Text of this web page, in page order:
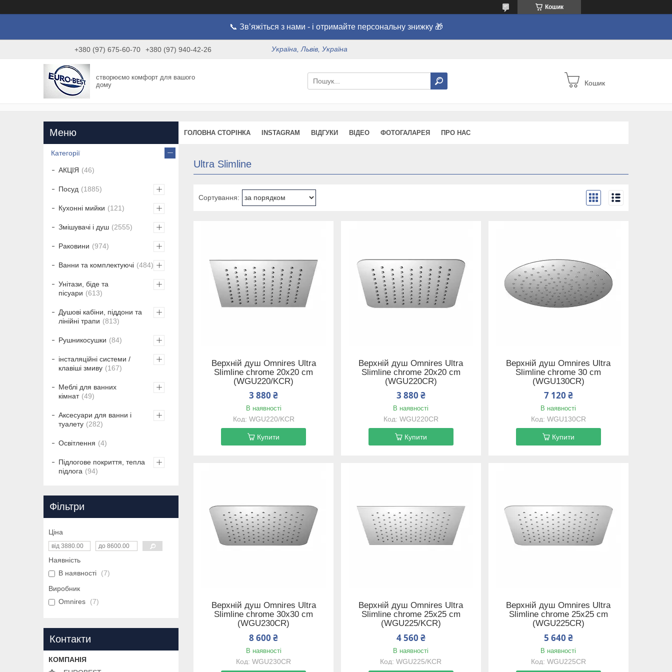
Кошик
📞 Зв’яжіться з нами - і отримайте персональну знижку 🎁
+380 (97) 675-60-70 +380 (97) 940-42-26 Україна, Львів, Україна
створюємо комфорт для вашого
дому
Кошик
ГОЛОВНА СТОРІНКА INSTAGRAM ВІДГУКИ ВІДЕО ФОТОГАЛАРЕЯ ПРО НАС
Ultra Slimline
Верхній душ Omnires Ultra
Slimline chrome 20x20 cm
(WGU220/KCR)
3 880 ₴
В наявності
WGU220/KCR
Купити
Верхній душ Omnires Ultra
Slimline chrome 20x20 cm
(WGU220CR)
3 880 ₴
В наявності
WGU220CR
Купити
Верхній душ Omnires Ultra
Slimline chrome 30 cm
(WGU130CR)
7 120 ₴
В наявності
WGU130CR
Купити
Верхній душ Omnires Ultra
Slimline chrome 30x30 cm
(WGU230CR)
8 600 ₴
В наявності
WGU230CR
Верхній душ Omnires Ultra
Slimline chrome 25x25 cm
(WGU225/KCR)
4 560 ₴
В наявності
WGU225/KCR
Верхній душ Omnires Ultra
Slimline chrome 25x25 cm
(WGU225CR)
5 640 ₴
В наявності
WGU225CR
Категорії
АКЦІЯ 46
Посуд 1885
Кухонні мийки 121
Змішувачі і душ 2555
Раковини 974
Ванни та комплектуючі 484
Унітази, біде та
пісуари
613
Душові кабіни, піддони та
лінійні трапи
813
Рушникосушки 84
інсталяційні системи /
клавіші змиву
167
Меблі для ванних
кімнат
49
Аксесуари для ванни і
туалету
282
Освітлення 4
Підлогове покриття, тепла
підлога
94
Фільтри
Ціна
Наявність
В наявності
7
Виробник
Omnires
7
Контакти